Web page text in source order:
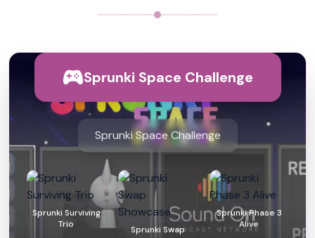
Sprunki Space Challenge
Sprunki Space Challenge
Sprunki Surviving
Trio
Sprunki Swap
Sprunki Phase 3
Alive